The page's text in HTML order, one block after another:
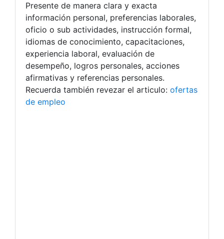
Presente de manera clara y exacta
información personal, preferencias laborales,
oficio o sub actividades, instrucción formal,
idiomas de conocimiento, capacitaciones,
experiencia laboral, evaluación de
desempeño, logros personales, acciones
afirmativas y referencias personales.
Recuerda también revezar el articulo: ofertas
de empleo